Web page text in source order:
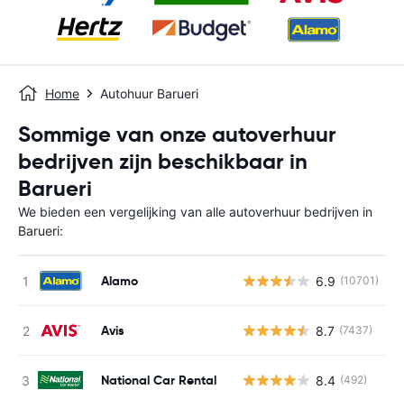
Home Autohuur Barueri
Sommige van onze autoverhuur
bedrijven zijn beschikbaar in
Barueri
We bieden een vergelijking van alle autoverhuur bedrijven in
Barueri:
Alamo 6.9 (10701)
Avis 8.7 (7437)
National Car Rental 8.4 (492)